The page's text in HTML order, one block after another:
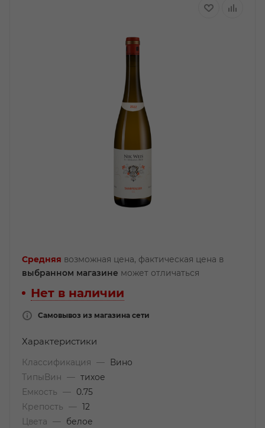
Средняя возможная цена, фактическая цена в
выбранном магазине может отличаться
Нет в наличии
Самовывоз из магазина сети
Характеристики
Классификация —
Вино
ТипыВин
— тихое
Емкость
—
0.75
Крепость
— 12
Цвета
—
белое